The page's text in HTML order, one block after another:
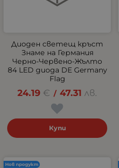
Диоден светещ кръст
Знаме на Германия
Черно-Червено-Жълто
84 LED диода DE Germany
Flag
24.19 € / 47.31 лв.
Купи
Нов продукт